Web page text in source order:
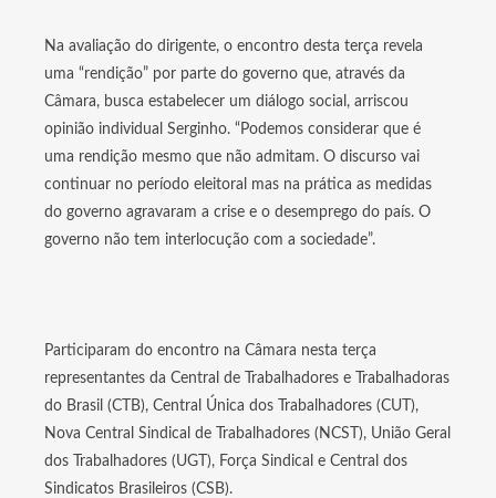
Na avaliação do dirigente, o encontro desta terça revela
uma “rendição” por parte do governo que, através da
Câmara, busca estabelecer um diálogo social, arriscou
opinião individual Serginho. “Podemos considerar que é
uma rendição mesmo que não admitam. O discurso vai
continuar no período eleitoral mas na prática as medidas
do governo agravaram a crise e o desemprego do país. O
governo não tem interlocução com a sociedade”.
Participaram do encontro na Câmara nesta terça
representantes da Central de Trabalhadores e Trabalhadoras
do Brasil (CTB), Central Única dos Trabalhadores (CUT),
Nova Central Sindical de Trabalhadores (NCST), União Geral
dos Trabalhadores (UGT), Força Sindical e Central dos
Sindicatos Brasileiros (CSB).